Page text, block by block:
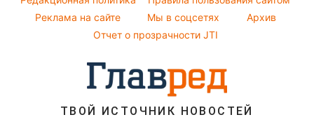
Реклама на сайте
Мы в соцсетях
Архив
Отчет о прозрачности JTI
ТВОЙ ИСТОЧНИК НОВОСТЕЙ